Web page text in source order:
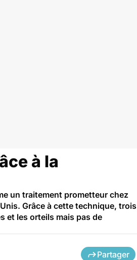
à la
un traitement prometteur chez
Grâce à cette technique, trois
et les orteils mais pas de
Partager